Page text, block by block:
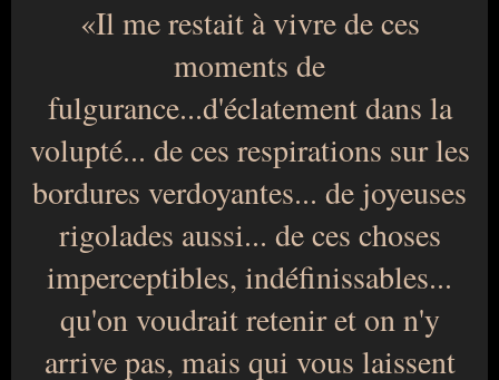
Il me restait à vivre de ces
moments de
fulgurance...d'éclatement dans la
volupté... de ces respirations sur les
bordures verdoyantes... de joyeuses
rigolades aussi... de ces choses
imperceptibles, indéfinissables...
qu'on voudrait retenir et on n'y
arrive pas, mais qui vous laissent